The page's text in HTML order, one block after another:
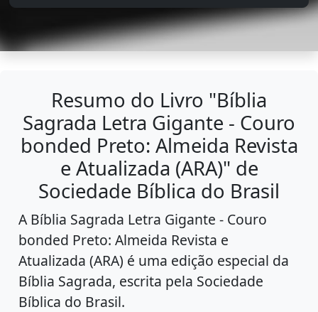
Resumo do Livro "Bíblia
Sagrada Letra Gigante - Couro
bonded Preto: Almeida Revista
e Atualizada (ARA)" de
Sociedade Bíblica do Brasil
A Bíblia Sagrada Letra Gigante - Couro
bonded Preto: Almeida Revista e
Atualizada (ARA) é uma edição especial da
Bíblia Sagrada, escrita pela Sociedade
Bíblica do Brasil.